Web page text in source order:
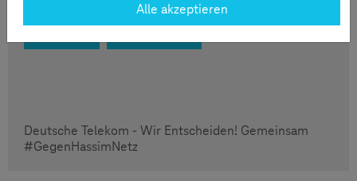
Deutsche Telekom - Wir Entscheiden! Gemeinsam
#GegenHassimNetz
Alle akzeptieren